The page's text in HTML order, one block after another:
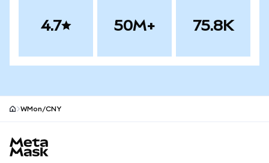
4.7 50M+ 75.8K
WMon/CNY